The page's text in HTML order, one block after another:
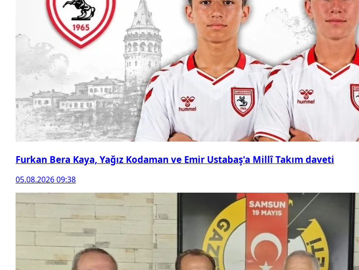
Furkan Bera Kaya, Yağız Kodaman ve Emir Ustabaş'a Millî Takım daveti
05.08.2026 09:38